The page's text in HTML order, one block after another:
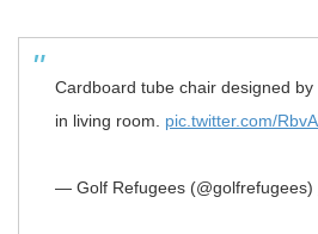
Cardboard tube chair designed
in living room. pic.twitter.com/
— Golf Refugees (@golfrefugees)